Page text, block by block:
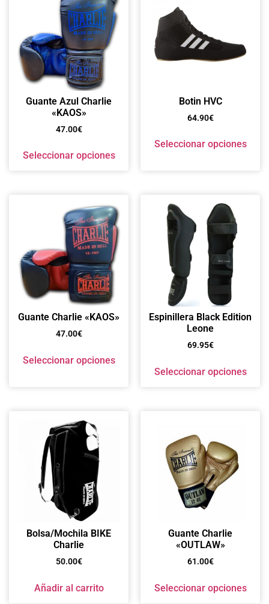
Guante Azul Charlie
«KAOS»
47.00€
Seleccionar opciones
Botin HVC
64.90€
Seleccionar opciones
Guante Charlie «KAOS»
47.00€
Seleccionar opciones
Espinillera Black Edition
Leone
69.95€
Seleccionar opciones
Bolsa/Mochila BIKE
Charlie
50.00€
Añadir al carrito
Guante Charlie
«OUTLAW»
61.00€
Seleccionar opciones